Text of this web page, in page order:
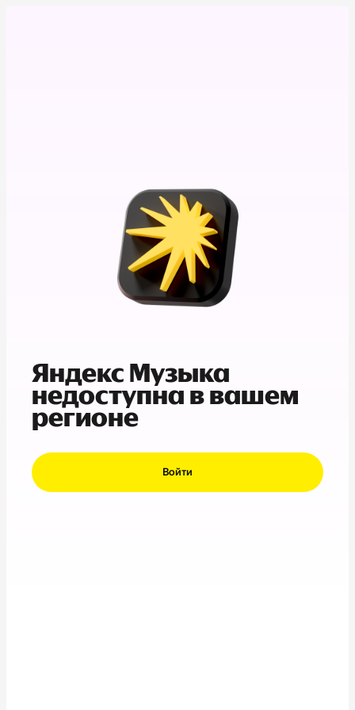
Яндекс Музыка
недоступна в вашем
регионе
Войти